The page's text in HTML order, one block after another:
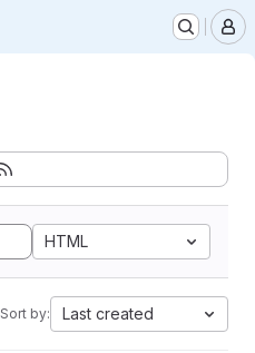
HTML
Sort by: Last created